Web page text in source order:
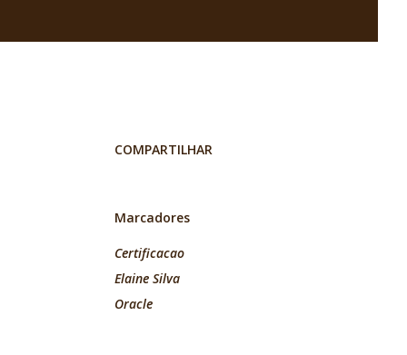
COMPARTILHAR
Marcadores
Certificacao
Elaine Silva
Oracle